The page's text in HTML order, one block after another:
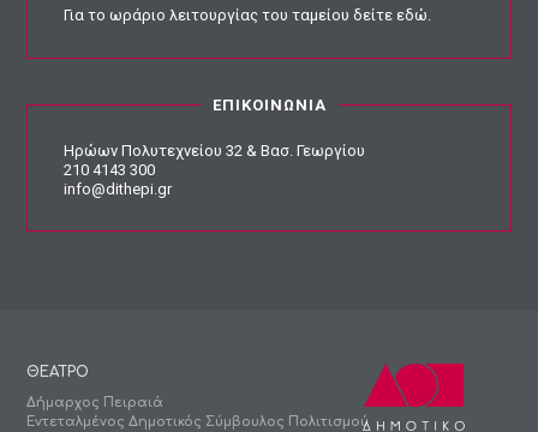
Για το ωράριο λειτουργίας του ταμείουδείτε εδώ.
ΕΠΙΚΟΙΝΩΝΙΑ
Ηρώων Πολυτεχνείου 32 & Βασ. Γεωργίου
210 4143 300
info@dithepi.gr
ΘΕΑΤΡΟ
Δήμαρχος Πειραιά
Εντεταλμένος Δημοτικός Σύμβουλος Πολιτισμού